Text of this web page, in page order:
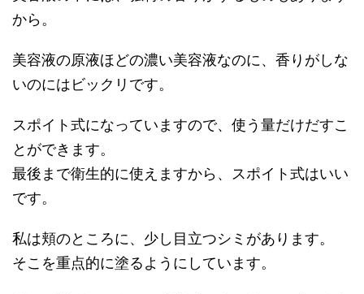
から。
美容液の原液ほどの濃い美容液なのに、香りがしな
いのにはビックリです。
スポイト式になっていますので、使う量だけだすこ
とができます。
最後まで衛生的に使えますから、スポイト式はいい
です。
私は頬のところに、少し目立つシミがあります。
そこを重点的に塗るようにしています。